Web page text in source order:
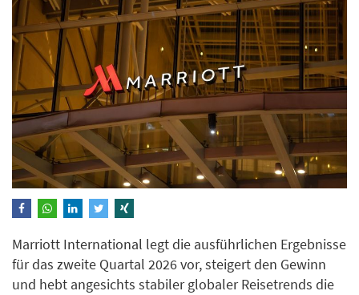
Marriott International legt die ausführlichen Ergebnisse
für das zweite Quartal 2026 vor, steigert den Gewinn
und hebt angesichts stabiler globaler Reisetrends die